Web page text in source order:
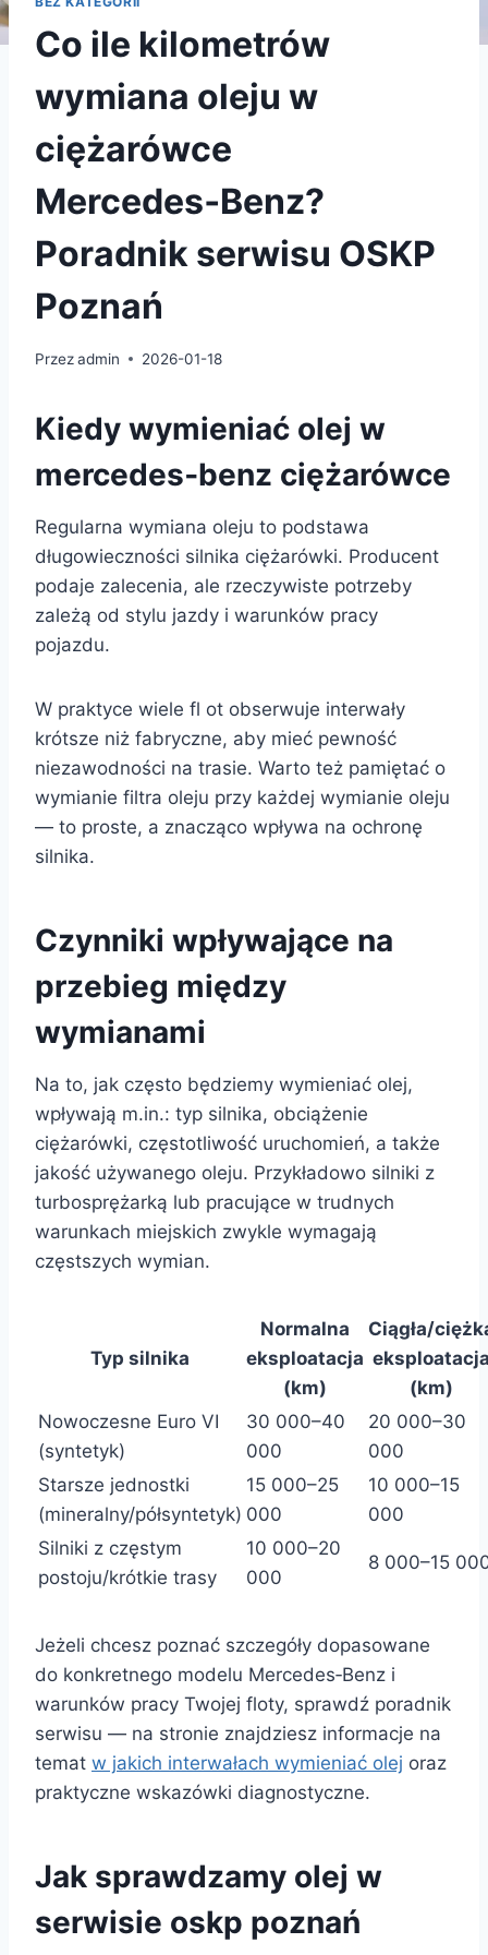
Co ile kilometrów
wymiana oleju w
ciężarówce
Mercedes‑Benz?
Poradnik serwisu OSKP
Poznań
Przezadmin 2026-01-18
Kiedy wymieniać olej w
mercedes‑benz ciężarówce
Regularna wymiana oleju to podstawa
długowieczności silnika ciężarówki. Producent
podaje zalecenia, ale rzeczywiste potrzeby
zależą od stylu jazdy i warunków pracy
pojazdu.
W praktyce wiele fl ot obserwuje interwały
krótsze niż fabryczne, aby mieć pewność
niezawodności na trasie. Warto też pamiętać o
wymianie filtra oleju przy każdej wymianie oleju
— to proste, a znacząco wpływa na ochronę
silnika.
Czynniki wpływające na
przebieg między
wymianami
Na to, jak często będziemy wymieniać olej,
wpływają m.in.: typ silnika, obciążenie
ciężarówki, częstotliwość uruchomień, a także
jakość używanego oleju. Przykładowo silniki z
turbosprężarką lub pracujące w trudnych
warunkach miejskich zwykle wymagają
częstszych wymian.
Typ silnika
Normalna
eksploatacja
(km)
Ciągła/
(km)
Nowoczesne Euro VI
(syntetyk)
30 000–40
000
20 000–30
000
Starsze jednostki
(mineralny/półsyntetyk)
15 000–25
000
10 000–15
000
Silniki z częstym
postoju/krótkie trasy
10 000–20
000
8 000–15
Jeżeli chcesz poznać szczegóły dopasowane
do konkretnego modelu Mercedes‑Benz i
warunków pracy Twojej floty, sprawdź poradnik
serwisu — na stronie znajdziesz informacje na
temat w jakich interwałach wymieniać olej oraz
praktyczne wskazówki diagnostyczne.
Jak sprawdzamy olej w
serwisie oskp poznań